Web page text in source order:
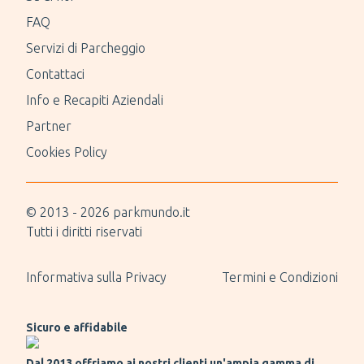
FAQ
Servizi di Parcheggio
Contattaci
Info e Recapiti Aziendali
Partner
Cookies Policy
© 2013 - 2026 parkmundo.it
Tutti i diritti riservati
Informativa sulla Privacy Termini e Condizioni
Sicuro e affidabile